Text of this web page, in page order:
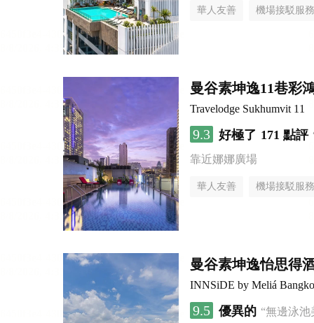
華人友善 機場接駁服務
曼谷素坤逸11巷彩
Travelodge Sukhumvit 11
9.3 好極了 171 點評
靠近娜娜廣場
華人友善 機場接駁服務
曼谷素坤逸怡思得
INNSiDE by Meliá
9.5 優異的 “無邊泳